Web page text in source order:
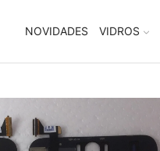
NOVIDADES VIDROS